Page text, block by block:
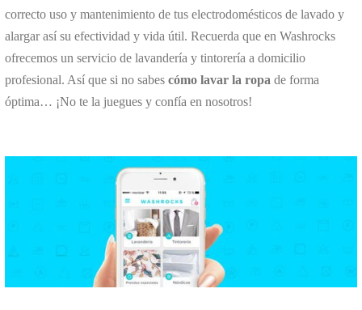
correcto uso y mantenimiento de tus electrodomésticos de lavado y
alargar así su efectividad y vida útil. Recuerda que en Washrocks
ofrecemos un servicio de lavandería y tintorería a domicilio
profesional. Así que si no sabes cómo lavar la ropa de forma
óptima… ¡No te la juegues y confía en nosotros!